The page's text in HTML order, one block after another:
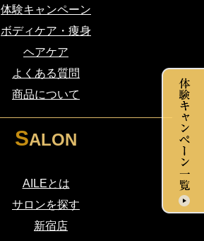
体験キャンペーン
ボディケア・痩身
ヘアケア
よくある質問
商品について
SALON
AILEとは
サロンを探す
新宿店